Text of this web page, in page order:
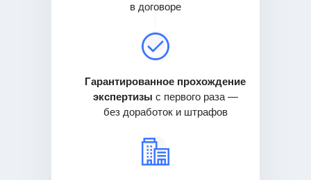
в договоре
Гарантированное прохождение
экспертизы с первого раза —
без доработок и штрафов